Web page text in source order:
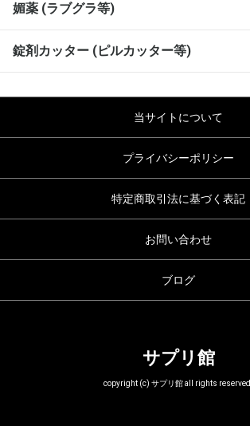
媚薬 (ラブグラ等)
錠剤カッター (ピルカッター等)
当サイトについて
プライバシーポリシー
特定商取引法に基づく表記
お問い合わせ
ブログ
サプリ館
copyright (c) サプリ館 all rights reserved.